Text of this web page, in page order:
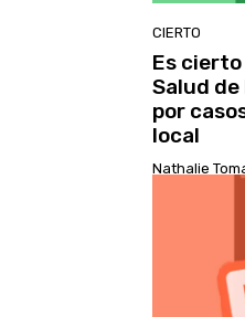
CIERTO
Es
Salud
por
local
Nathalie